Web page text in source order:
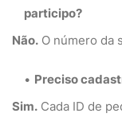
participo?
Não. O número da
Preciso
Sim. Cada ID de